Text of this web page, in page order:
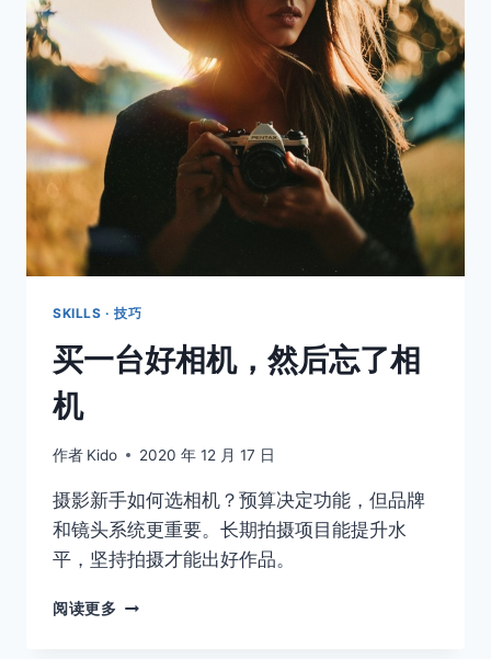
SKILLS · 技巧
买一台好相机，然后忘了相
机
作者 Kido 2020 年 12 月 17 日
摄影新手如何选相机？预算决定功能，但品牌
和镜头系统更重要。长期拍摄项目能提升水
平，坚持拍摄才能出好作品。
阅读更多